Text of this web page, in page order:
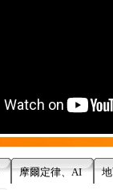
摩爾定律、AI